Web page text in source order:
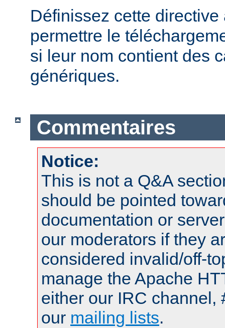
Définissez cette directive
permettre le
si leur nom contient des
génériques.
Commentaires
Notice:
This is not a Q&A
should be pointed
documentation or
our moderators if they
considered invalid/off-
manage the Apache
either our IRC channel,
our mailing lists.